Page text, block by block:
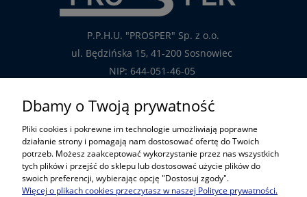
P.P.H.U. "PROSPER" Sp. z o.o.
ul. Będzińska 15, 41-200 Sosnowiec
NIP: 644-051-46-05
tel.: 32-785-29-00
tel. kom: 609-808-147
handlowy@prosper.com.pl
Informacje
Dbamy o Twoją prywatność
Pliki cookies i pokrewne im technologie umożliwiają poprawne
działanie strony i pomagają nam dostosować ofertę do Twoich
potrzeb. Możesz zaakceptować wykorzystanie przez nas wszystkich
tych plików i przejść do sklepu lub dostosować użycie plików do
swoich preferencji, wybierając opcję "Dostosuj zgody".
Więcej o plikach cookies przeczytasz w naszej Polityce prywatności.